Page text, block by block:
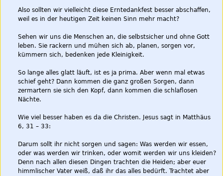
Also sollten wir vielleicht diese Erntedankfest besser abschaffen,
weil es in der heutigen Zeit keinen Sinn mehr macht?
Sehen wir uns die Menschen an, die selbstsicher und ohne Gott
leben. Sie rackern und mühen sich ab, planen, sorgen vor,
kümmern sich, bedenken jede Kleinigkeit.
So lange alles glatt läuft, ist es ja prima. Aber wenn mal etwas
schief geht? Dann kommen die ganz großen Sorgen, dann
zermartern sie sich den Kopf, dann kommen die schlaflosen
Nächte.
Wie viel besser haben es da die Christen. Jesus sagt in Matthäus
6, 31 – 33:
Darum sollt ihr nicht sorgen und sagen: Was werden wir essen,
oder was werden wir trinken, oder womit werden wir uns kleiden?
Denn nach allen diesen Dingen trachten die Heiden; aber euer
himmlischer Vater weiß, daß ihr das alles bedürft. Trachtet aber